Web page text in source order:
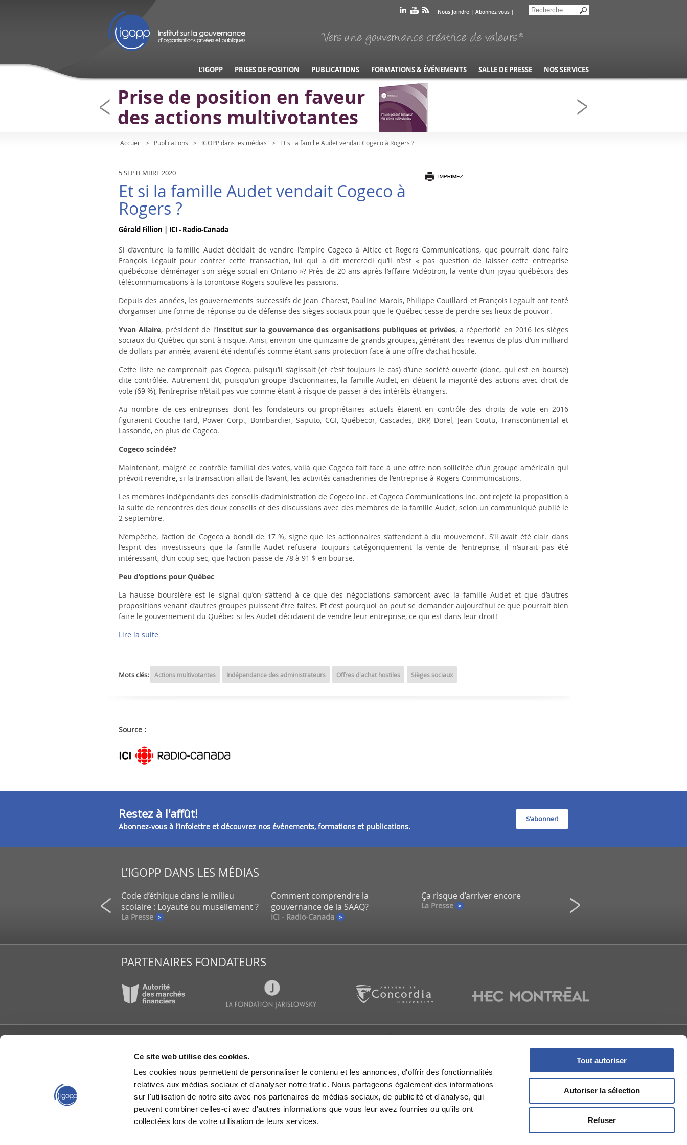
Ce site web utilise des cookies.
Les cookies nous permettent de personnaliser le contenu et les annonces, d'offrir des fonctionnalités
relatives aux médias sociaux et d'analyser notre trafic. Nous partageons également des informations
sur l'utilisation de notre site avec nos partenaires de médias sociaux, de publicité et d'analyse, qui
peuvent combiner celles-ci avec d'autres informations que vous leur avez fournies ou qu'ils ont
collectées lors de votre utilisation de leurs services.
Tout autoriser
Autoriser la sélection
Refuser
Nous Joindre | Abonnez-vous |
L’IGOPP PRISES DE POSITION PUBLICATIONS FORMATIONS & ÉVÉNEMENTS SALLE DE PRESSE NOS SERVICES
Accueil Publications IGOPP dans les médias Et si la famille Audet vendait Cogeco à Rogers ?
5 SEPTEMBRE 2020
Et si la famille Audet vendait Cogeco à
Rogers ?
Gérald Fillion | ICI - Radio-Canada
Si d’aventure la famille Audet décidait de vendre l’empire Cogeco à Altice et Rogers Communications, que pourrait donc faire
François Legault pour contrer cette transaction, lui qui a dit mercredi qu’il n’est « pas question de laisser cette entreprise
québécoise déménager son siège social en Ontario »? Près de 20 ans après l’affaire Vidéotron, la vente d’un joyau québécois des
télécommunications à la torontoise Rogers soulève les passions.
Depuis des années, les gouvernements successifs de Jean Charest, Pauline Marois, Philippe Couillard et François Legault ont tenté
d’organiser une forme de réponse ou de défense des sièges sociaux pour que le Québec cesse de perdre ses lieux de pouvoir.
Yvan Allaire, président de l’Institut sur la gouvernance des organisations publiques et privées, a répertorié en 2016 les sièges
sociaux du Québec qui sont à risque. Ainsi, environ une quinzaine de grands groupes, générant des revenus de plus d’un milliard
de dollars par année, avaient été identifiés comme étant sans protection face à une offre d’achat hostile.
Cette liste ne comprenait pas Cogeco, puisqu’il s’agissait (et c’est toujours le cas) d’une société ouverte (donc, qui est en bourse)
dite contrôlée. Autrement dit, puisqu’un groupe d’actionnaires, la famille Audet, en détient la majorité des actions avec droit de
vote (69 %), l’entreprise n’était pas vue comme étant à risque de passer à des intérêts étrangers.
Au nombre de ces entreprises dont les fondateurs ou propriétaires actuels étaient en contrôle des droits de vote en 2016
figuraient Couche-Tard, Power Corp., Bombardier, Saputo, CGI, Québecor, Cascades, BRP, Dorel, Jean Coutu, Transcontinental et
Lassonde, en plus de Cogeco.
Cogeco scindée?
Maintenant, malgré ce contrôle familial des votes, voilà que Cogeco fait face à une offre non sollicitée d’un groupe américain qui
prévoit revendre, si la transaction allait de l’avant, les activités canadiennes de l’entreprise à Rogers Communications.
Les membres indépendants des conseils d’administration de Cogeco inc. et Cogeco Communications inc. ont rejeté la proposition à
la suite de rencontres des deux conseils etdes discussions avec des membres de la famille Audet, selon un communiqué publié le
2 septembre.
N’empêche, l’action de Cogeco a bondi de 17 %, signe que les actionnaires s’attendent à du mouvement. S’il avait été clair dans
l’esprit des investisseurs que la famille Audet refusera toujours catégoriquement la vente de l’entreprise, il n’aurait pas été
intéressant, d’un coup sec, que l’action passe de 78 à 91 $ en bourse.
Peu d’options pour Québec
La hausse boursière est le signal qu’on s’attend à ce que des négociations s’amorcent avec la famille Audet et que d’autres
propositions venant d’autres groupes puissent être faites. Et c’est pourquoi on peut se demander aujourd’hui ce que pourrait bien
faire le gouvernement du Québec si les Audet décidaient de vendre leur entreprise, ce qui est dans leur droit!
Lire la suite
Mots clés: Actions multivotantes Indépendance des administrateurs Offres d'achat hostiles Sièges sociaux
Source :
Restez à l'affût!
Abonnez-vous à l’infolettre et découvrez nos événements, formations et publications.
S'abonner!
L’IGOPP DANS LES MÉDIAS
gros placement de la CDPQ
Code d’éthique dans le milieu
scolaire : Loyauté ou musellement ?
La Presse
Comment comprendre la
gouvernance de la SAAQ?
ICI - Radio-Canada
Ça risque d’arriver encore
La Presse
Infidélité à un spectacle de
Une démission inévitable ?
PARTENAIRES FONDATEURS
Conseil d’administration
Équipe de l'IGOPP
Gouvernance créatrice
Groupes de travail
La gouvernance en bref
Études et rapports de
recherche
Groupes de travail
IGOPP dans les médias
Livres
Mémoires et avis
IGOPP dans les médias
Mémoires et avis